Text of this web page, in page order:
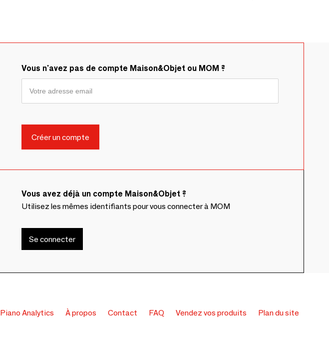
Vous n'avez pas de compte Maison&Objet ou MOM ?
Vous avez déjà un compte Maison&Objet ?
Utilisez les mêmes identifiants pour vous connecter à MOM
Se connecter
Piano Analytics À propos Contact FAQ Vendez vos produits Plan du site